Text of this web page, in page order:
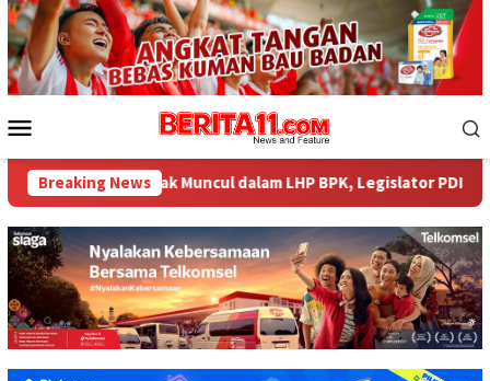
Loncat
ke
konten
Mobile
Breaking News
Miliar tak Muncul dalam LHP BPK, Legislator PDI